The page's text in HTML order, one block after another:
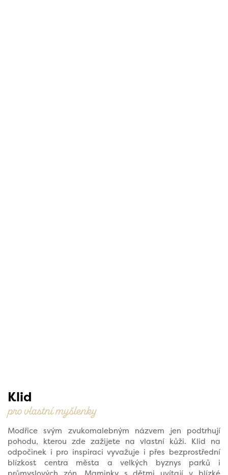
Klid
pro vlastní myšlenky
Modřice svým zvukomalebným názvem jen podtrhují
pohodu, kterou zde zažijete na vlastní kůži. Klid na
odpočinek i pro inspiraci vyvažuje i přes bezprostřední
blízkost centra města a velkých byznys parků i